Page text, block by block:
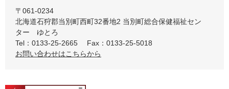
〒061-0234
北海道石狩郡当別町西町32番地2 当別町総合保健福祉セン
ター ゆとろ
Tel：0133-25-2665
Fax：0133-25-5018
お問い合わせはこちらから